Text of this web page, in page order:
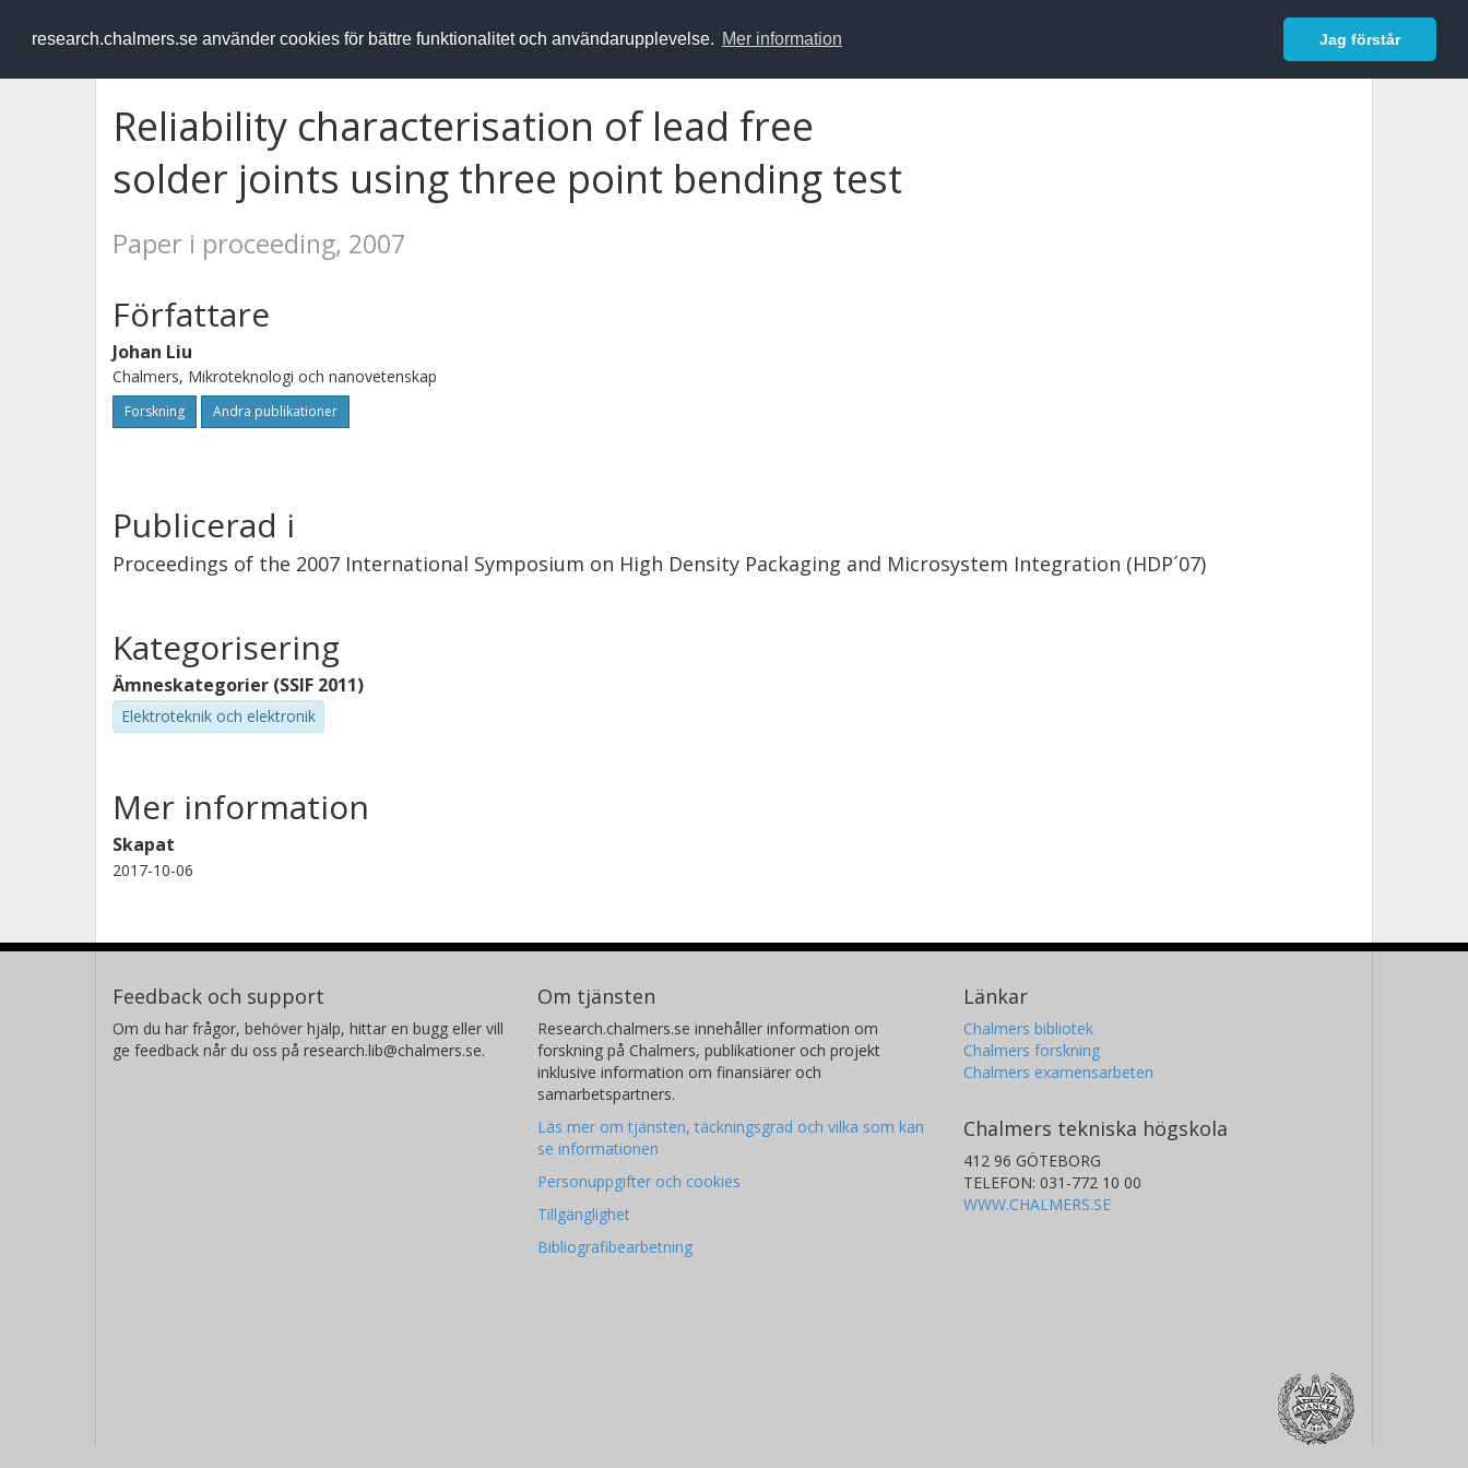
research.chalmers.se använder cookies för bättre funktionalitet och användarupplevelse. Mer information Jag förstår
RESEARCH.chalmers.se Logga in
Reliability characterisation of lead free
solder joints using three point bending test
Paper i proceeding, 2007
Författare
Johan Liu
Chalmers, Mikroteknologi och nanovetenskap
Forskning Andra publikationer
Publicerad i
Proceedings of the 2007 International Symposium on High Density Packaging and Microsystem Integration (HDP´07)
Kategorisering
Ämneskategorier (SSIF 2011)
Elektroteknik och elektronik
Mer information
Skapat
2017-10-06
Feedback och support
Om du har frågor, behöver hjälp, hittar en bugg eller vill
ge feedback når du oss på research.lib@chalmers.se.
Om tjänsten
Research.chalmers.se innehåller information om
forskning på Chalmers, publikationer och projekt
inklusive information om finansiärer och
samarbetspartners.
Läs mer om tjänsten, täckningsgrad och vilka som kan
se informationen
Personuppgifter och cookies
Tillgänglighet
Bibliografibearbetning
Länkar
Chalmers bibliotek
Chalmers forskning
Chalmers examensarbeten
Chalmers tekniska högskola
412 96 GÖTEBORG
TELEFON: 031-772 10 00
WWW.CHALMERS.SE